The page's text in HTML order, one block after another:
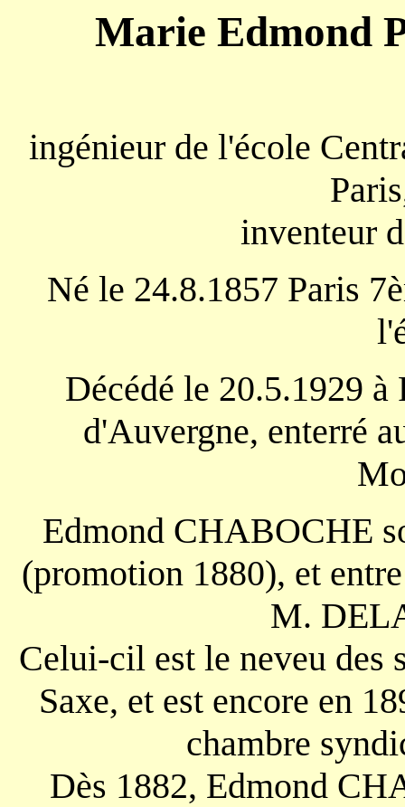
Marie Edmond
ingénieur de l'école
inventeur
Né le 24.8.1857 Paris
Décédé le 20.5.1929 à
d'Auvergne, enterré
Edmond CHABOCHE
(promotion 1880), et
M.
Celui-cil est le neveu des
Saxe, et est encore en
chambre
Dès 1882, Edmond